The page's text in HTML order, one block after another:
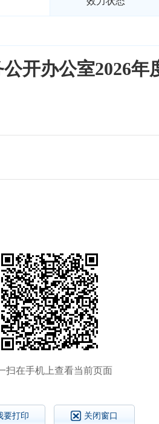
开办公室2026年
扫在手机上查看当前页面
要打印 关闭窗口